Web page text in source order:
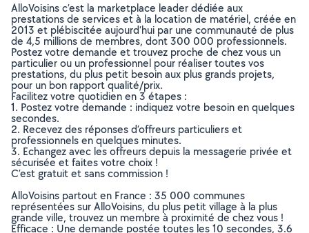
AlloVoisins c’est la marketplace leader dédiée aux
prestations de services et à la location de matériel, créée en
2013 et plébiscitée aujourd’hui par une communauté de plus
de 4,5 millions de membres, dont 300 000 professionnels.
Postez votre demande et trouvez proche de chez vous un
particulier ou un professionnel pour réaliser toutes vos
prestations, du plus petit besoin aux plus grands projets,
pour un bon rapport qualité/prix.
Facilitez votre quotidien en 3 étapes :
1. Postez votre demande : indiquez votre besoin en quelques
secondes.
2. Recevez des réponses d’offreurs particuliers et
professionnels en quelques minutes.
3. Echangez avec les offreurs depuis la messagerie privée et
sécurisée et faites votre choix !
C’est gratuit et sans commission !
AlloVoisins partout en France : 35 000 communes
représentées sur AlloVoisins, du plus petit village à la plus
grande ville, trouvez un membre à proximité de chez vous !
Efficace : Une demande postée toutes les 10 secondes, 3.6